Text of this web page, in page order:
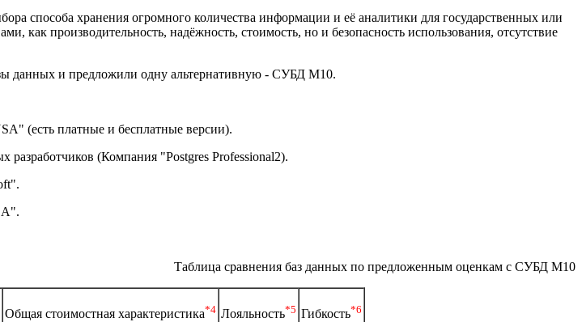
способа хранения огромного количества информации и её аналитики для государственных или
как производительность, надёжность, стоимость, но и безопасность использования, отсутствие
данных и предложили одну альтернативную - СУБД М10.
(есть платные и бесплатные версии).
разработчиков (Компания "Postgres Professional2).
Таблица сравнения баз данных по предложенным оценкам с СУБД М10
Общая стоимостная характеристика*4 Лояльность*5 Гибкость*6